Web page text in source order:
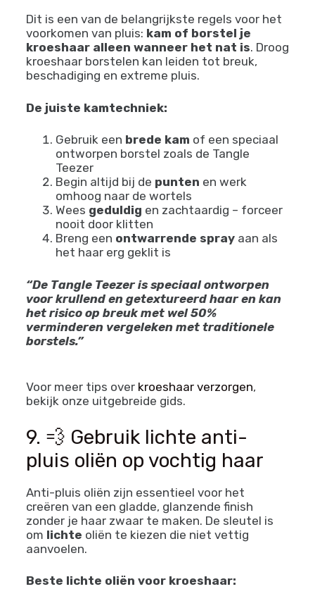
Dit is een van de belangrijkste regels voor het
voorkomen van pluis: kam of borstel je
kroeshaar alleen wanneer het nat is. Droog
kroeshaar borstelen kan leiden tot breuk,
beschadiging en extreme pluis.
De juiste kamtechniek:
Gebruik een brede kam of een speciaal
ontworpen borstel zoals de Tangle
Teezer
Begin altijd bij de punten en werk
omhoog naar de wortels
Wees geduldig en zachtaardig – forceer
nooit door klitten
Breng een ontwarrende spray aan als
het haar erg geklit is
“De Tangle Teezer is speciaal ontworpen
voor krullend en getextureerd haar en kan
het risico op breuk met wel 50%
verminderen vergeleken met traditionele
borstels.”
Voor meer tips over kroeshaar verzorgen,
bekijk onze uitgebreide gids.
9. 💨 Gebruik lichte anti-
pluis oliën op vochtig haar
Anti-pluis oliën zijn essentieel voor het
creëren van een gladde, glanzende finish
zonder je haar zwaar te maken. De sleutel is
om lichte oliën te kiezen die niet vettig
aanvoelen.
Beste lichte oliën voor kroeshaar: